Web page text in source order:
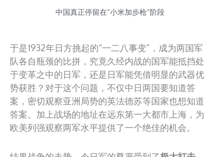
中国真正停留在“小米加步枪”阶段
于是1932年日方挑起的“一二八事变”，成为两国军
队各自瓶颈的比拼，究竟久经内战的国军能抵挡处
于变革之中的日军，还是日军能凭借明显的武器优
势获胜？对于这个问题，不仅中日两国要知道答
案，密切观察亚洲局势的英法德苏等国家也想知道
答案。加上战场的地址在远东第一大都市上海，为
欧美列强观察两军水平提供了一个绝佳的机会。